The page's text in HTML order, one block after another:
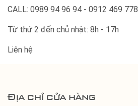
CALL: 0989 94 96 94 - 0912 469 778
Từ thứ 2 đến chủ nhật: 8h - 17h
Liên hệ
Địa chỉ cửa hàng